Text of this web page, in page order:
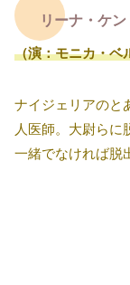
リーナ・ケ
（演：モニカ・ベ
ナイジェリアのと
人医師。大尉らに
一緒でなければ脱